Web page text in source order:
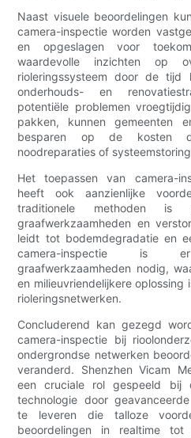
Naast visuele beoordelingen
camera-inspectie worden
en opgeslagen voor
waardevolle inzichten
rioleringssysteem door de tijd
onderhouds- en
potentiële problemen
pakken, kunnen gemeenten
besparen op de kosten
noodreparaties of
Het toepassen van camera-
heeft ook aanzienlijke
traditionele methoden
graafwerkzaamheden en
leidt tot bodemdegradatie en
camera-inspectie is
graafwerkzaamheden nodig,
en milieuvriendelijkere
rioleringsnetwerken.
Concluderend kan gezegd
camera-inspectie bij
ondergrondse netwerken
veranderd. Shenzhen Vicam
een cruciale rol gespeeld bij
technologie door
te leveren die talloze
beoordelingen in realtime tot